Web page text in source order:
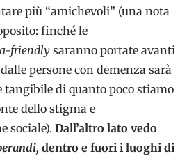
più “amichevoli” (una nota
finché le
friendly saranno portate avanti
persone con demenza sarà
tangibile di quanto poco stiamo
dello stigma e
sociale). Dall’altro lato vedo
dentro e fuori i luoghi di